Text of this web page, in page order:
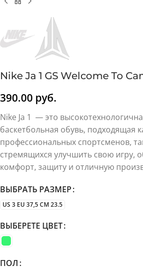
Nike Ja 1 GS Welcome To
390.00 руб.
Nike Ja 1 — это
баскетбольная обувь, подходящая
профессиональных спортсменов,
стремящихся улучшить свою игру,
комфорт, защиту и отличную
ВЫБРАТЬ РАЗМЕР
US 3 EU 37,5 CM 23.5
ВЫБЕРЕТЕ ЦВЕТ
ПОЛ